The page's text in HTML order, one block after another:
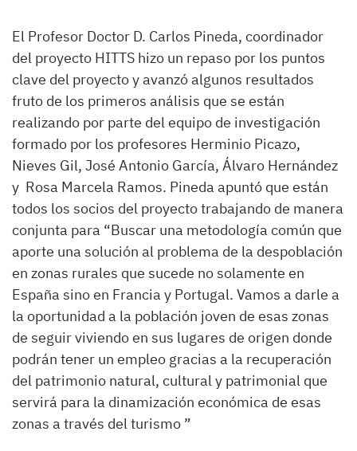
El Profesor Doctor D. Carlos Pineda, coordinador
del proyecto HITTS hizo un repaso por los puntos
clave del proyecto y avanzó algunos resultados
fruto de los primeros análisis que se están
realizando por parte del equipo de investigación
formado por los profesores Herminio Picazo,
Nieves Gil, José Antonio García, Álvaro Hernández
y Rosa Marcela Ramos. Pineda apuntó que están
todos los socios del proyecto trabajando de manera
conjunta para “Buscar una metodología común que
aporte una solución al problema de la despoblación
en zonas rurales que sucede no solamente en
España sino en Francia y Portugal. Vamos a darle a
la oportunidad a la población joven de esas zonas
de seguir viviendo en sus lugares de origen donde
podrán tener un empleo gracias a la recuperación
del patrimonio natural, cultural y patrimonial que
servirá para la dinamización económica de esas
zonas a través del turismo ”